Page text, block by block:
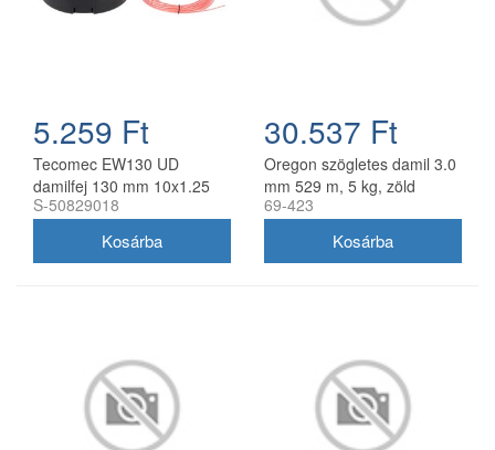
5.259 Ft
Tecomec EW130 UD
damilfej 130 mm 10x1.25
balos belső menettel
S-50829018
30.537 Ft
Oregon szögletes damil 3.0
mm 529 m, 5 kg, zöld
69-423